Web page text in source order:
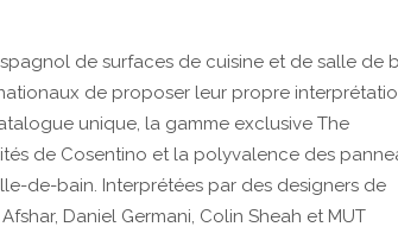
de surfaces de cuisine et de salle de
de proposer leur propre
unique, la gamme exclusive The
de Cosentino et la polyvalence des
de-bain. Interprétées par des designers de
Daniel Germani, Colin Sheah et MUT